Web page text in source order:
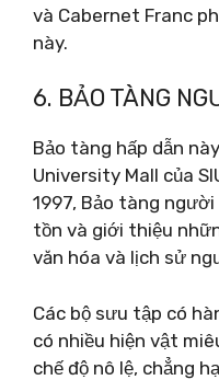
và Cabernet Franc
này.
6. BẢO TÀNG
Bảo tàng hấp dẫn
University Mall của
1997, Bảo tàng người
tồn và giới thiệu
văn hóa và lịch sử
Các bộ sưu tập có
có nhiều hiện vật
chế độ nô lệ, chẳng